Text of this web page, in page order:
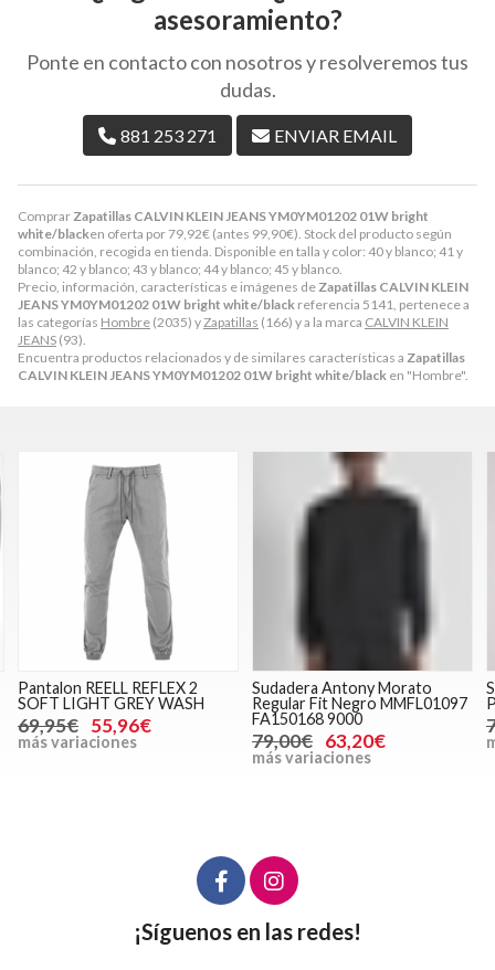
Comprar Zapatillas CALVIN KLEIN JEANS YM0YM01202 01W bright
white/blacken oferta por79,92€ (antes 99,90€). Stock del producto según
combinación, recogida en tienda. Disponible en talla y color: 40 y blanco; 41 y
blanco; 42 y blanco; 43 y blanco; 44 y blanco; 45 y blanco.
Precio, información, características e imágenes de Zapatillas CALVIN KLEIN
JEANS YM0YM01202 01W bright white/black referencia 5141, pertenece a
las categorías Hombre (2035) y Zapatillas (166) y a la marca CALVIN KLEIN
JEANS (93).
Encuentra productos relacionados y de similares características a Zapatillas
CALVIN KLEIN JEANS YM0YM01202 01W bright white/black en "Hombre".
asesoramiento?
Ponte en contacto con nosotros y resolveremos tus
dudas.
881 253 271 ENVIAR EMAIL
Pantalon REELL REFLEX 2
SOFT LIGHT GREY WASH
69,95€ 55,96€
más variaciones
Sudadera Antony Morato
Regular Fit Negro MMFL01097
FA150168 9000
79,00€ 63,20€
más variaciones
¡Síguenos en las redes!